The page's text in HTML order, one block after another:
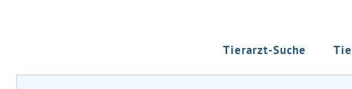
Tierarzt-Suche